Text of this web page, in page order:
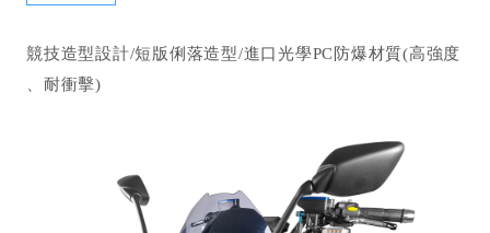
競技造型設計/短版俐落造型/進口光學PC防爆材質(高強度
、耐衝擊)